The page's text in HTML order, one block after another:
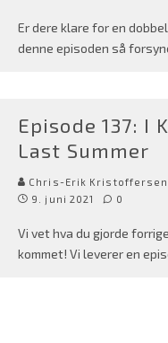
Er dere klare for en
denne episoden så
Episode 137: I
Last Summer
Chris-Erik Kristoffersen
9. juni 2021
0
Vi vet hva du gjorde
kommet! Vi leverer en